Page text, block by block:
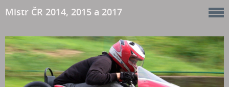
Mistr ČR 2014, 2015 a 2017